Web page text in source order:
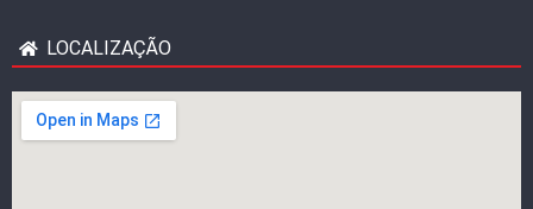
LOCALIZAÇÃO